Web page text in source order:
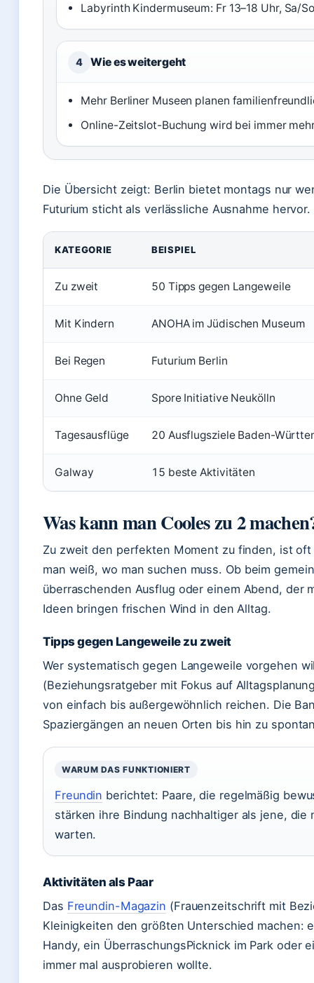
Labyrinth Kindermuseum: Fr 13–18 Uhr, Sa/
4 Wie es weitergeht
Mehr Berliner Museen planen
Online-Zeitslot-Buchung wird bei immer
Die Übersicht zeigt: Berlin bietet montags nur
Futurium sticht als verlässliche Ausnahme hervor.
KATEGORIE BEISPIEL
Zu zweit 50 Tipps gegen Langeweile
Mit Kindern ANOHA im Jüdischen Museum
Bei Regen Futurium Berlin
Ohne Geld Spore Initiative Neukölln
Tagesausflüge 20 Ausflugsziele Baden-
Galway 15 beste Aktivitäten
Was kann man Cooles zu 2
Zu zweit den perfekten Moment zu finden, ist
man weiß, wo man suchen muss. Ob beim
überraschenden Ausflug oder einem Abend, der
Ideen bringen frischen Wind in den Alltag.
Tipps gegen Langeweile zu zweit
Wer systematisch gegen Langeweile vorgehen
(Beziehungsratgeber mit Fokus auf
von einfach bis außergewöhnlich reichen. Die
Spaziergängen an neuen Orten bis hin zu
WARUM DAS FUNKTIONIERT
Freundin berichtet: Paare, die regelmäßig
stärken ihre Bindung nachhaltiger als jene, die
warten.
Aktivitäten als Paar
Das Freundin-Magazin (Frauenzeitschrift mit
Kleinigkeiten den größten Unterschied machen:
Handy, ein ÜberraschungsPicknick im Park oder
immer mal ausprobieren wollte.